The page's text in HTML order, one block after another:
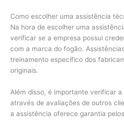
Como escolher uma assistência
Na hora de escolher uma
verificar se a empresa possui
com a marca do fogão.
treinamento específico dos
originais.
Além disso, é importante verificar
através de avaliações de outros
a assistência oferece garantia